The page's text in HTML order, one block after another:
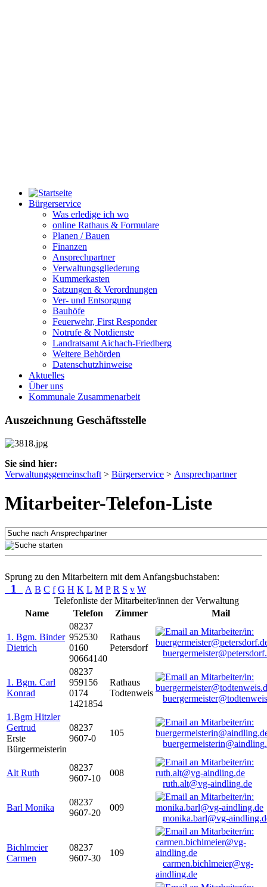
Bürgerservice
Was erledige ich wo
online Rathaus & Formulare
Planen / Bauen
Finanzen
Ansprechpartner
Verwaltungsgliederung
Kummerkasten
Satzungen & Verordnungen
Ver- und Entsorgung
Bauhöfe
Feuerwehr, First Responder
Notrufe & Notdienste
Landratsamt Aichach-Friedberg
Weitere Behörden
Datenschutzhinweise
Aktuelles
Über uns
Kommunale Zusammenarbeit
Auszeichnung Geschäftsstelle
Sie sind hier:
Verwaltungsgemeinschaft > Bürgerservice > Ansprechpartner
Mitarbeiter-Telefon-Liste
Sprung zu den Mitarbeitern mit dem Anfangsbuchstaben:
1 A B C f G H K L M P R S v W
Telefonliste der Mitarbeiter/innen der Verwaltung
Name
Telefon Zimmer Mail
1. Bgm. Binder
Dietrich
08237
952530
0160
90664140
Rathaus
Petersdorf
1. Bgm. Carl
Konrad
08237
959156
0174
1421854
Rathaus
Todtenweis
1.Bgm Hitzler
Gertrud
Erste
Bürgermeisterin
08237
9607-0
105
Alt Ruth
08237
9607-10
008
ruth.alt@vg-aindling.de
Barl Monika
08237
9607-20
009
monika.barl@vg-
Bichlmeier
Carmen
08237
9607-30
109
carmen.bichlmeier@vg-
aindling.de